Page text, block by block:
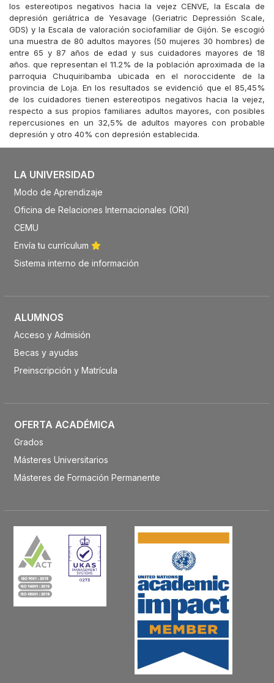
los estereotipos negativos hacia la vejez CENVE, la Escala de
depresión geriátrica de Yesavage (Geriatric Depressión Scale,
GDS) y la Escala de valoración sociofamiliar de Gijón. Se escogió
una muestra de 80 adultos mayores (50 mujeres 30 hombres) de
entre 65 y 87 años de edad y sus cuidadores mayores de 18
años. que representan el 11.2% de la población aproximada de la
parroquia Chuquiribamba ubicada en el noroccidente de la
provincia de Loja. En los resultados se evidenció que el 85,45%
de los cuidadores tienen estereotipos negativos hacia la vejez,
respecto a sus propios familiares adultos mayores, con posibles
repercusiones en un 32,5% de adultos mayores con probable
depresión y otro 40% con depresión establecida.
LA UNIVERSIDAD
Modo de Aprendizaje
Oficina de Relaciones Internacionales (ORI)
CEMU
Envía tu currículum
Sistema interno de información
ALUMNOS
Acceso y Admisión
Becas y ayudas
Preinscripción y Matrícula
OFERTA ACADÉMICA
Grados
Másteres Universitarios
Másteres de Formación Permanente